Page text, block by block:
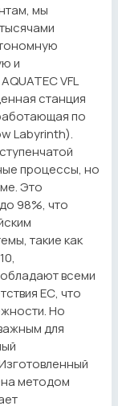
мы
и
VFL
станция
по
Labyrinth).
процессы, но
Это
98%, что
такие как
всеми
ЕС, что
Но
для
методом